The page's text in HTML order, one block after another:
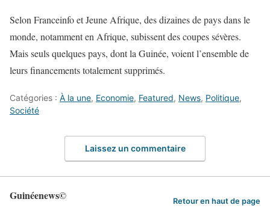
Selon Franceinfo et Jeune Afrique, des dizaines de pays dans le
monde, notamment en Afrique, subissent des coupes sévères.
Mais seuls quelques pays, dont la Guinée, voient l’ensemble de
leurs financements totalement supprimés.
Catégories : À la une, Economie, Featured, News, Politique,
Société
Laissez un commentaire
Guinéenews© Retour en haut de page